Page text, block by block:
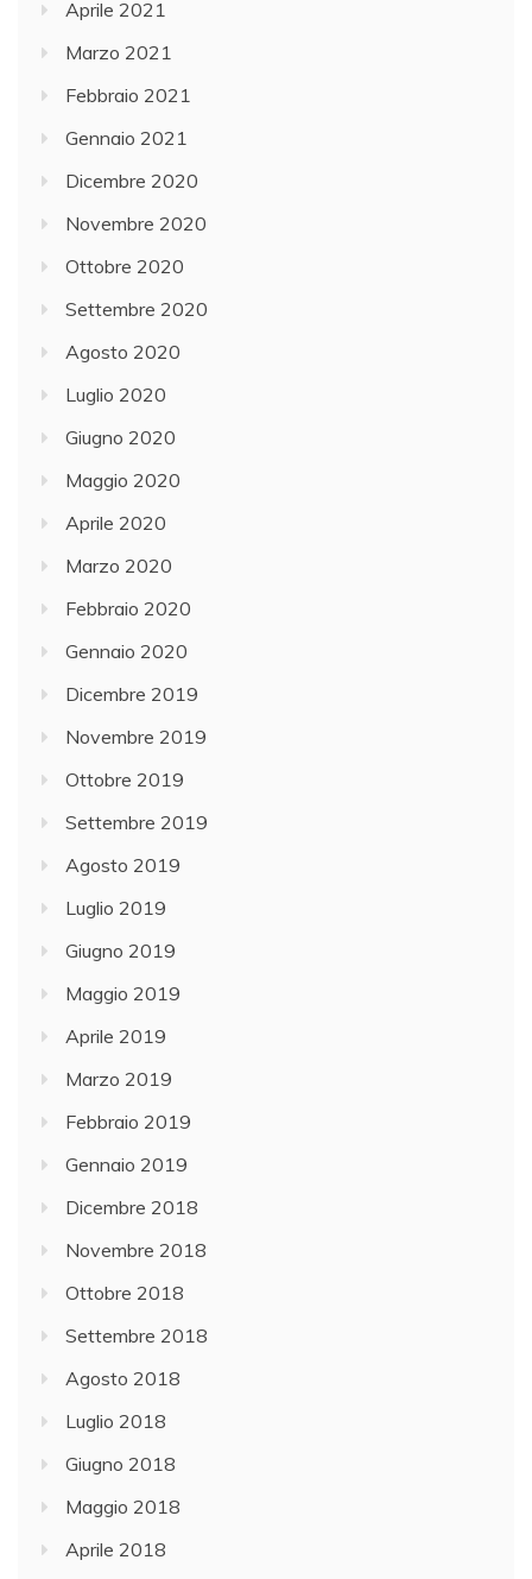
Aprile 2021
Marzo 2021
Febbraio 2021
Gennaio 2021
Dicembre 2020
Novembre 2020
Ottobre 2020
Settembre 2020
Agosto 2020
Luglio 2020
Giugno 2020
Maggio 2020
Aprile 2020
Marzo 2020
Febbraio 2020
Gennaio 2020
Dicembre 2019
Novembre 2019
Ottobre 2019
Settembre 2019
Agosto 2019
Luglio 2019
Giugno 2019
Maggio 2019
Aprile 2019
Marzo 2019
Febbraio 2019
Gennaio 2019
Dicembre 2018
Novembre 2018
Ottobre 2018
Settembre 2018
Agosto 2018
Luglio 2018
Giugno 2018
Maggio 2018
Aprile 2018